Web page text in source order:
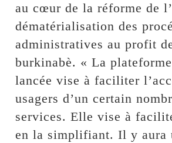
au cœur de la réforme de
dématérialisation des
administratives au profit
burkinabè. « La
lancée vise à faciliter
usagers d’un certain
services. Elle vise à
en la simplifiant. Il y aura